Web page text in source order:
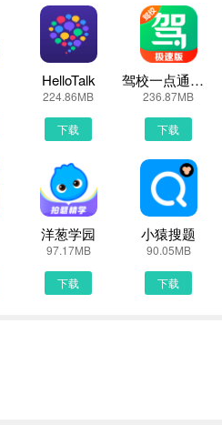
器，小编比较喜欢用UC浏览器，当
的，我这边使用的是华为手机下载
我们在地址栏上直接输入最新韩语
习助手APP下载。然后点击搜索，
里面都是有韩语学习助手下载的相
择PP助手、豌豆荚这类比较知名
下载的网页，我们可以看到网站
接，有安全下载和普通下载，能选
们不用更改文件名，至于文件保存
边小编选择默认路径。单击确定，
HelloTalk
224.86MB
下载
驾校一点通极速版
236.87MB
下载
洋葱学园
97.17MB
下载
小猿搜题
90.05MB
下载